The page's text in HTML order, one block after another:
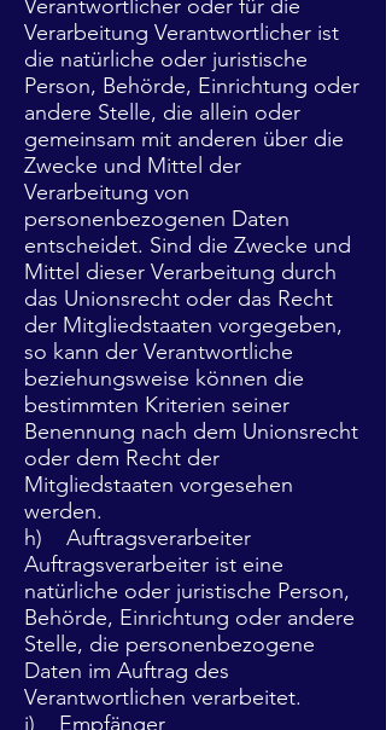
Verantwortlicher oder für die
Verarbeitung Verantwortlicher ist
die natürliche oder juristische
Person, Behörde, Einrichtung oder
andere Stelle, die allein oder
gemeinsam mit anderen über die
Zwecke und Mittel der
Verarbeitung von
personenbezogenen Daten
entscheidet. Sind die Zwecke und
Mittel dieser Verarbeitung durch
das Unionsrecht oder das Recht
der Mitgliedstaaten vorgegeben,
so kann der Verantwortliche
beziehungsweise können die
bestimmten Kriterien seiner
Benennung nach dem Unionsrecht
oder dem Recht der
Mitgliedstaaten vorgesehen
werden.
h) Auftragsverarbeiter
Auftragsverarbeiter ist eine
natürliche oder juristische Person,
Behörde, Einrichtung oder andere
Stelle, die personenbezogene
Daten im Auftrag des
Verantwortlichen verarbeitet.
i) Empfänger